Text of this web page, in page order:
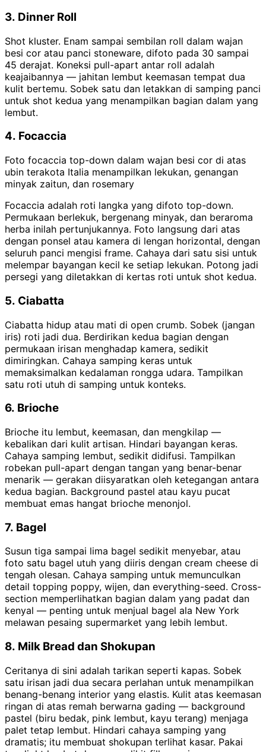
3. Dinner Roll
Shot kluster. Enam sampai sembilan roll dalam wajan
besi cor atau panci stoneware, difoto pada 30 sampai
45 derajat. Koneksi pull-apart antar roll adalah
keajaibannya — jahitan lembut keemasan tempat dua
kulit bertemu. Sobek satu dan letakkan di samping panci
untuk shot kedua yang menampilkan bagian dalam yang
lembut.
4. Focaccia
Foto focaccia top-down dalam wajan besi cor di atas
ubin terakota Italia menampilkan lekukan, genangan
minyak zaitun, dan rosemary
Focaccia adalah roti langka yang difoto top-down.
Permukaan berlekuk, bergenang minyak, dan beraroma
herba inilah pertunjukannya. Foto langsung dari atas
dengan ponsel atau kamera di lengan horizontal, dengan
seluruh panci mengisi frame. Cahaya dari satu sisi untuk
melempar bayangan kecil ke setiap lekukan. Potong jadi
persegi yang diletakkan di kertas roti untuk shot kedua.
5. Ciabatta
Ciabatta hidup atau mati di open crumb. Sobek (jangan
iris) roti jadi dua. Berdirikan kedua bagian dengan
permukaan irisan menghadap kamera, sedikit
dimiringkan. Cahaya samping keras untuk
memaksimalkan kedalaman rongga udara. Tampilkan
satu roti utuh di samping untuk konteks.
6. Brioche
Brioche itu lembut, keemasan, dan mengkilap —
kebalikan dari kulit artisan. Hindari bayangan keras.
Cahaya samping lembut, sedikit didifusi. Tampilkan
robekan pull-apart dengan tangan yang benar-benar
menarik — gerakan diisyaratkan oleh ketegangan antara
kedua bagian. Background pastel atau kayu pucat
membuat emas hangat brioche menonjol.
7. Bagel
Susun tiga sampai lima bagel sedikit menyebar, atau
foto satu bagel utuh yang diiris dengan cream cheese di
tengah olesan. Cahaya samping untuk memunculkan
detail topping poppy, wijen, dan everything-seed. Cross-
section memperlihatkan bagian dalam yang padat dan
kenyal — penting untuk menjual bagel ala New York
melawan pesaing supermarket yang lebih lembut.
8. Milk Bread dan Shokupan
Ceritanya di sini adalah tarikan seperti kapas. Sobek
satu irisan jadi dua secara perlahan untuk menampilkan
benang-benang interior yang elastis. Kulit atas keemasan
ringan di atas remah berwarna gading — background
pastel (biru bedak, pink lembut, kayu terang) menjaga
palet tetap lembut. Hindari cahaya samping yang
dramatis; itu membuat shokupan terlihat kasar. Pakai